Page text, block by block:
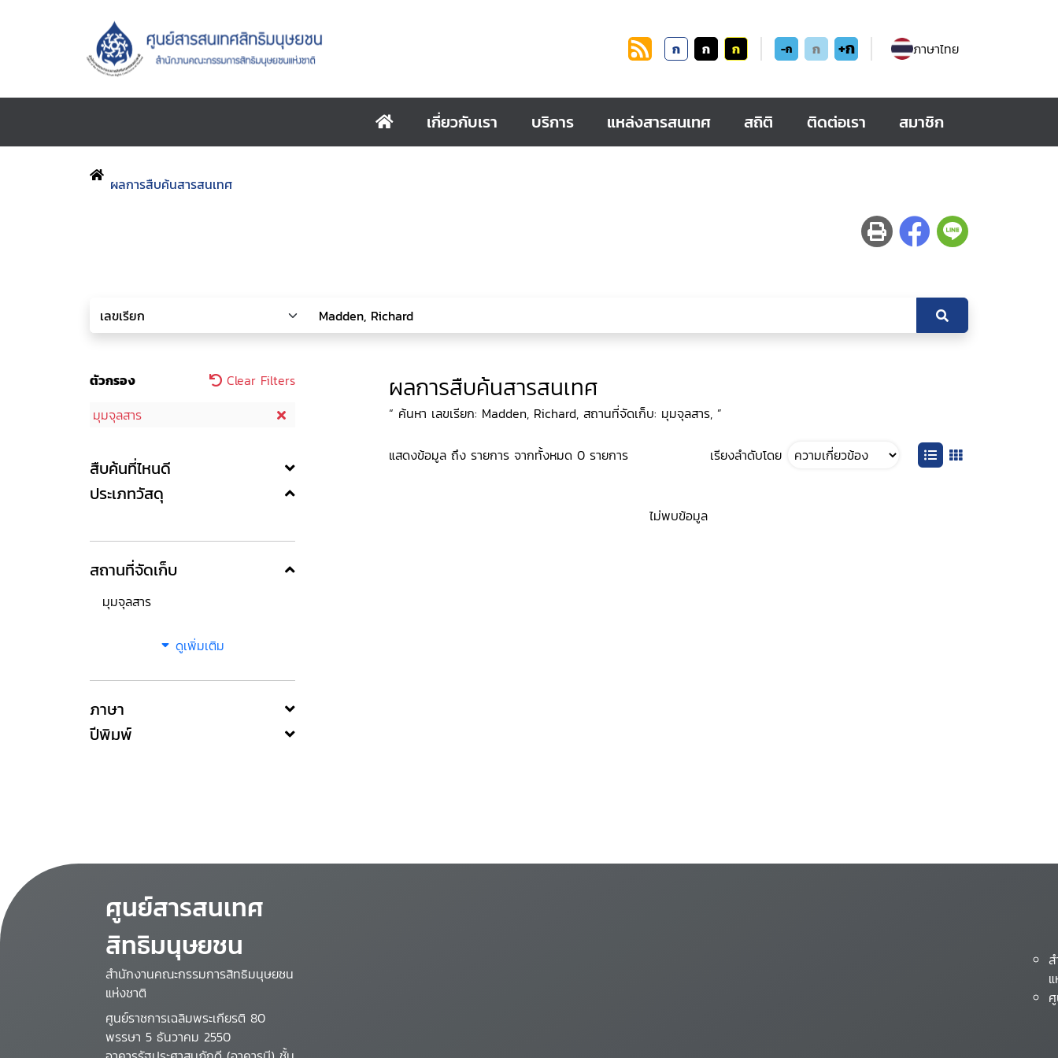
ก ก ก -ก ก +ก ภาษาไทย
เกี่ยวกับเรา บริการ แหล่งสารสนเทศ สถิติ ติดต่อเรา สมาชิก
ผลการสืบค้นสารสนเทศ
ตัวกรอง
Clear Filters
มุมจุลสาร
สืบค้นที่ไหนดี
ประเภทวัสดุ
สถานที่จัดเก็บ
มุมจุลสาร
ดูเพิ่มเติม
ภาษา
ปีพิมพ์
ผลการสืบค้นสารสนเทศ
“ ค้นหา เลขเรียก: Madden, Richard, สถานที่จัดเก็บ: มุมจุลสาร, ”
แสดงข้อมูล ถึง รายการ จากทั้งหมด 0 รายการ เรียงลำดับโดย
ไม่พบข้อมูล
ศูนย์สารสนเทศ
สิทธิมนุษยชน
สำนักงานคณะกรรมการสิทธิมนุษยชน
แห่งชาติ
ศูนย์ราชการเฉลิมพระเกียรติ 80
พรรษา 5 ธันวาคม 2550